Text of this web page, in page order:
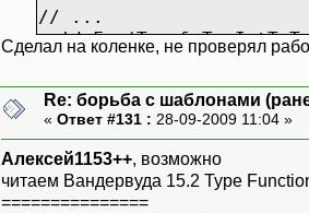
// ...
void Foo(Type& T,
T=T.Left(10);
}
void Foo(Type&,
{
}
Сделал на коленке, не проверял
Re: борьба с шаблонами
« Ответ #131 : 28-09-2009 11:04 »
Алексей1153++, возможно
читаем Вандервуда 15.2 Type
===============